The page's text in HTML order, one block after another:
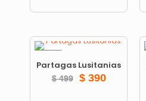
Partagas Lusitanias
$499 $390